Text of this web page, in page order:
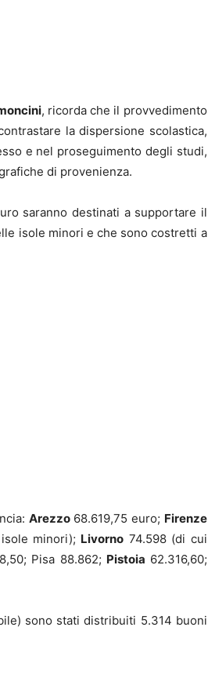
, ricorda che il provvedimento
la dispersione scolastica,
e nel proseguimento degli studi,
di provenienza.
saranno destinati a supportare il
isole minori e che sono costretti a
Arezzo68.619,75 euro; Firenze
minori); Livorno 74.598 (di cui
Pisa 88.862; Pistoia 62.316,60;
sono stati distribuiti 5.314 buoni